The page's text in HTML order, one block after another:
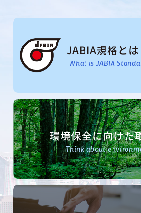
JABIA規格とは
What is JABIA
環境保全に向けた
Think about